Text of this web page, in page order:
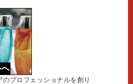
プロフェッショナルを創り